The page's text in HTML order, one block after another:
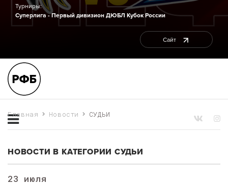
Турниры:
Суперлига - Первый дивизион ДЮБЛ Кубок России
Сайт
Главная Новости СУДЬИ
НОВОСТИ В КАТЕГОРИИ СУДЬИ
23 июля